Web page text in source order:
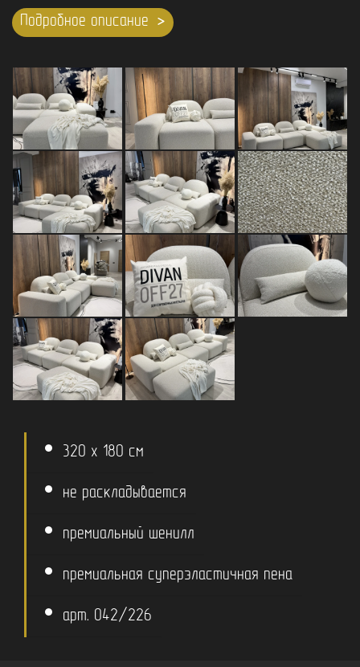
Подробное описание
320 x 180 см
не раскладывается
премиальный шенилл
премиальная суперэластичная пена
арт. 042/226